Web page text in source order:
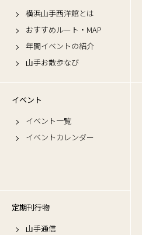
横浜山手西洋館とは
おすすめルート・MAP
年間イベントの紹介
山手お散歩なび
イベント
イベント一覧
イベントカレンダー
定期刊行物
山手通信